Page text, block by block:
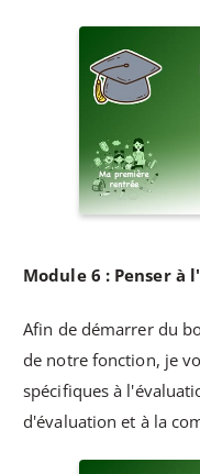
Module 6 : Penser à
Afin de démarrer du
de notre fonction, je
spécifiques à
d'évaluation et à la